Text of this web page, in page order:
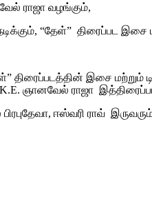
ராஜா வழங்கும்,
“தேள்” திரைப்பட இசை
“தேள்” திரைப்படத்தின் இசை
K.E. ஞானவேல் ராஜா
பிரபுதேவா, ஈஸ்வரி ராவ்